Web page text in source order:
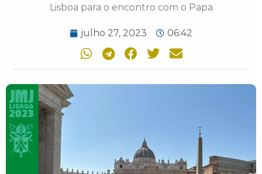
Lisboa para o encontro com o Papa
julho 27, 2023 06:42